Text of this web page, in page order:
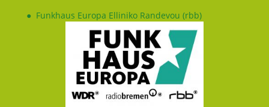
● Funkhaus Europa Elliniko Randevou (rbb)